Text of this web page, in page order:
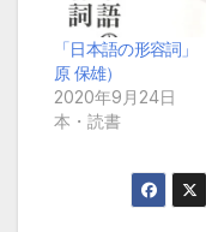
「日本語の形容詞」
原 保雄）
2020年9月24日
本・読書